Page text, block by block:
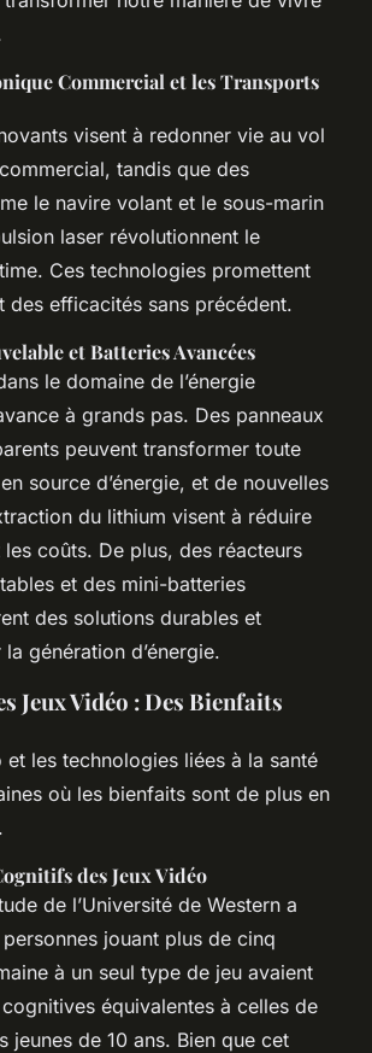
Commercial et les Transports
visent à redonner vie au vol
tandis que des
le navire volant et le sous-marin
laser révolutionnent le
Ces technologies promettent
des efficacités sans précédent.
et Batteries Avancées
le domaine de l’énergie
à grands pas. Des panneaux
peuvent transformer toute
source d’énergie, et de nouvelles
du lithium visent à réduire
coûts. De plus, des réacteurs
et des mini-batteries
des solutions durables et
génération d’énergie.
Jeux Vidéo : Des Bienfaits
et les technologies liées à la santé
où les bienfaits sont de plus en
des Jeux Vidéo
de l’Université de Western a
jouant plus de cinq
à un seul type de jeu avaient
équivalentes à celles de
jeunes de 10 ans. Bien que cet